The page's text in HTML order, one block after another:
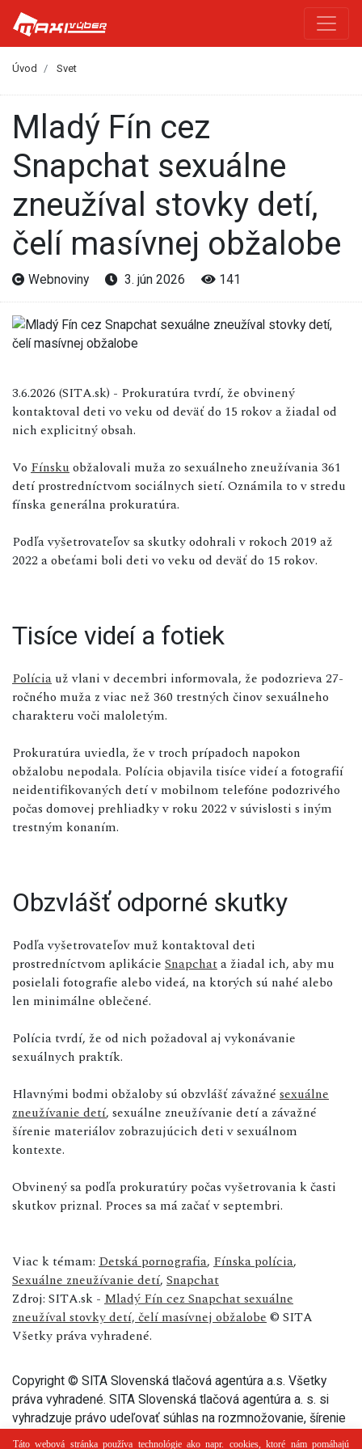
Úvod Svet
Mladý Fín cez
Snapchat sexuálne
zneužíval stovky detí,
čelí masívnej obžalobe
Webnoviny 3. jún 2026 141
3.6.2026 (SITA.sk) - Prokuratúra tvrdí, že obvinený
kontaktoval deti vo veku od deväť do 15 rokov a žiadal od
nich explicitný obsah.
Vo Fínsku obžalovali muža zo sexuálneho zneužívania 361
detí prostredníctvom sociálnych sietí. Oznámila to v stredu
fínska generálna prokuratúra.
Podľa vyšetrovateľov sa skutky odohrali v rokoch 2019 až
2022 a obeťami boli deti vo veku od deväť do 15 rokov.
Tisíce videí a fotiek
Polícia už vlani v decembri informovala, že podozrieva 27-
ročného muža z viac než 360 trestných činov sexuálneho
charakteru voči maloletým.
Prokuratúra uviedla, že v troch prípadoch napokon
obžalobu nepodala. Polícia objavila tisíce videí a fotografií
neidentifikovaných detí v mobilnom telefóne podozrivého
počas domovej prehliadky v roku 2022 v súvislosti s iným
trestným konaním.
Obzvlášť odporné skutky
Podľa vyšetrovateľov muž kontaktoval deti
prostredníctvom aplikácie Snapchata žiadal ich, aby mu
posielali fotografie alebo videá, na ktorých sú nahé alebo
len minimálne oblečené.
Polícia tvrdí, že od nich požadoval aj vykonávanie
sexuálnych praktík.
Hlavnými bodmi obžaloby sú obzvlášť závažné sexuálne
zneužívanie detí, sexuálne zneužívanie detí a závažné
šírenie materiálov zobrazujúcich deti v sexuálnom
kontexte.
Obvinený sa podľa prokuratúry počas vyšetrovania k časti
skutkov priznal. Proces sa má začať v septembri.
Viac k témam: Detská pornografia, Fínska polícia,
Sexuálne zneužívanie detí, Snapchat
Zdroj: SITA.sk - Mladý Fín cez Snapchat sexuálne
zneužíval stovky detí, čelí masívnej obžalobe © SITA
Všetky práva vyhradené.
Copyright © SITA Slovenská tlačová agentúra a.s. Všetky
práva vyhradené. SITA Slovenská tlačová agentúra a. s. si
vyhradzuje právo udeľovať súhlas na rozmnožovanie, šírenie